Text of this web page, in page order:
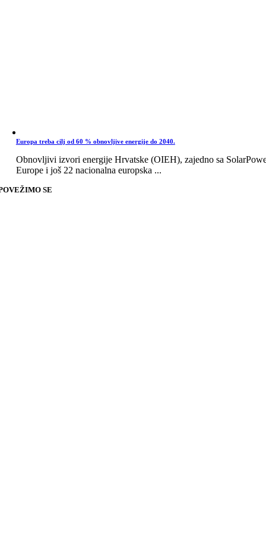
Europa treba cilj od 60 % obnovljive energije do 2040.
Obnovljivi izvori energije Hrvatske (OIEH), zajedno sa
Europe i još 22 nacionalna europska ...
SE